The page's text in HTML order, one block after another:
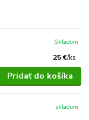
25 €/ks
Skladom
Pridať do košíka
skladom